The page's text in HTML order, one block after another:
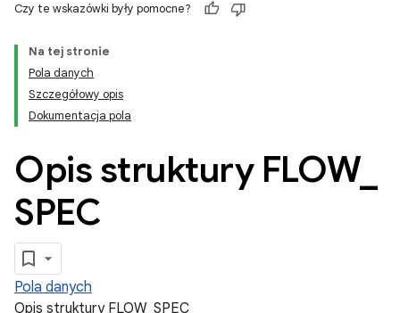
Czy te wskazówki były pomocne?
Na tej stronie
Pola danych
Szczegółowy opis
Dokumentacja pola
Opis struktury FLOW_
SPEC
Pola danych
Opis struktury FLOW_SPEC